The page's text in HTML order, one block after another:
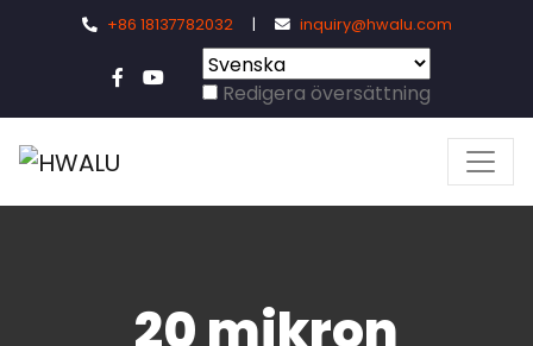
+86 18137782032 | inquiry@hwalu.com
Redigera översättning
20 mikron